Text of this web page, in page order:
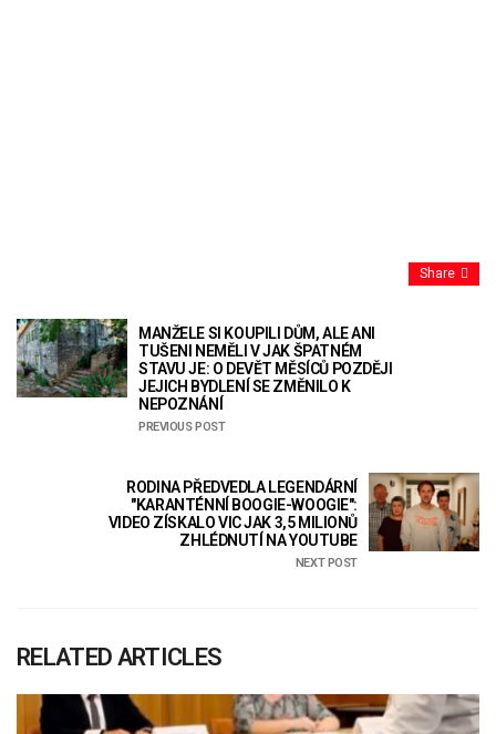
Share
MANŽELE SI KOUPILI DŮM, ALE ANI
TUŠENI NEMĚLI V JAK ŠPATNÉM
STAVU JE: O DEVĚT MĚSÍCŮ POZDĚJI
JEJICH BYDLENÍ SE ZMĚNILO K
NEPOZNÁNÍ
PREVIOUS POST
RODINA PŘEDVEDLA LEGENDÁRNÍ
"KARANTÉNNÍ BOOGIE-WOOGIE":
VIDEO ZÍSKALO VIC JAK 3,5 MILIONŮ
ZHLÉDNUTÍ NA YOUTUBE
NEXT POST
RELATED ARTICLES